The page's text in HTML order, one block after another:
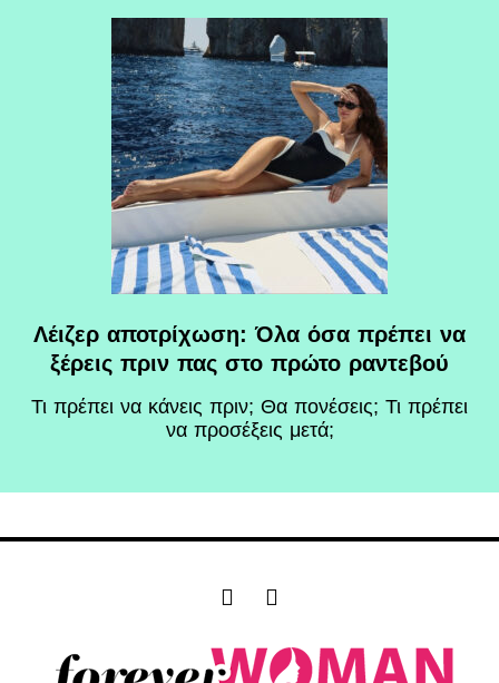
Λέιζερ αποτρίχωση: Όλα όσα πρέπει να
ξέρεις πριν πας στο πρώτο ραντεβού
Τι πρέπει να κάνεις πριν; Θα πονέσεις; Τι πρέπει
να προσέξεις μετά;
F
e
I
t